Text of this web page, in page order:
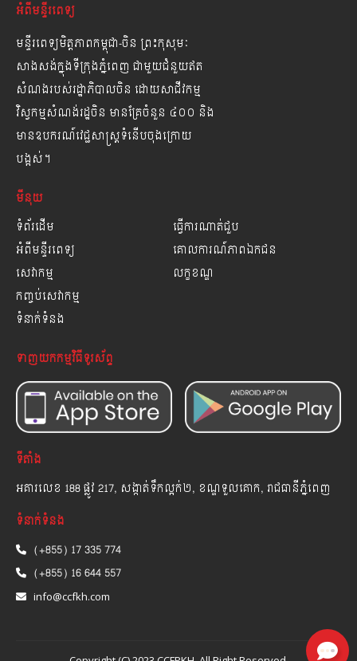
អំពីមន្ទីរពេទ្យ
មន្ទីរពេទ្យមិត្តភាពកម្ពុជា-ចិន ព្រះកុសុមៈ
សាងសង់ក្នុងទីក្រុងភ្នំពេញ ជាមួយជំនួយឥត
សំណងរបស់រដ្ឋាភិបាលចិន ដោយសាជីវកម្ម
វិស្វកម្មសំណង់រដ្ឋចិន មានគ្រែចំនួន ៤០០ និង
មានឧបករណ៍វេជ្ជសាស្ត្រទំនើបចុងក្រោយ
បង្អស់។
មីនុយ
ទំព័រដើម
អំពីមន្ទីរពេទ្យ
សេវាកម្ម
កញ្ចប់សេវាកម្ម
ទំនាក់ទំនង
ធ្វើការណាត់ជួប
គោលការណ៍ភាពឯកជន
លក្ខខណ្ឌ
ទាញយកកម្មវិធីទូរស័ព្ទ
ទីតាំង
អគារលេខ 188 ផ្លូវ 217, សង្កាត់ទឹកល្អក់២, ខណ្ឌទួលគោក, រាជធានីភ្នំពេញ
ទំនាក់ទំនង
(+855) 17 335 774
(+855) 16 644 557
info@ccfkh.com